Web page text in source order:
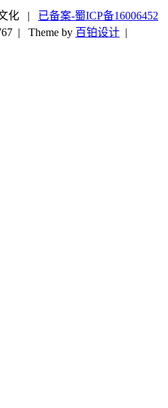
文化 | 已备案-蜀ICP备16006452
| Theme by 百铂设计 |